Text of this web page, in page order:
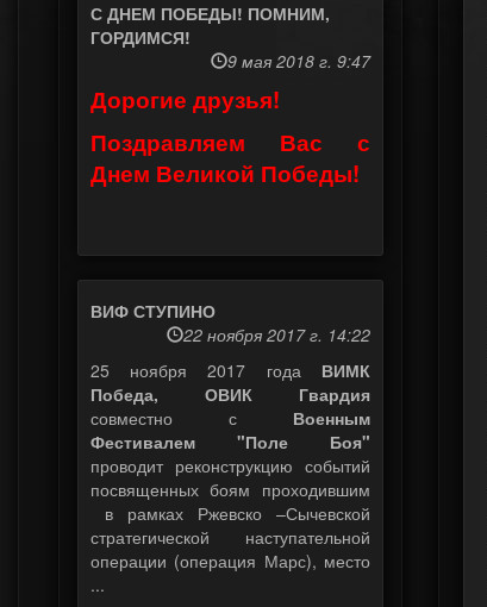
С ДНЕМ ПОБЕДЫ! ПОМНИМ,
ГОРДИМСЯ!
9 мая 2018 г. 9:47
Дорогие друзья!
Поздравляем Вас с
Днем Великой Победы!
ВИФ СТУПИНО
22 ноября 2017 г. 14:22
25 ноября 2017 года ВИМК
Победа, ОВИК Гвардия
совместно с Военным
Фестивалем "Поле Боя"
проводит реконструкцию событий
посвященных боям проходившим
в рамках Ржевско –Сычевской
стратегической наступательной
операции (операция Марс), место
...